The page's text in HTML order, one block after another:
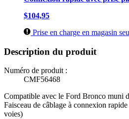
$104,95
Prise en charge en magasin
Description du produit
Numéro de produit :
CMF56468
Compatible avec le Ford Bronco muni
Faisceau de câblage à connexion
voies)